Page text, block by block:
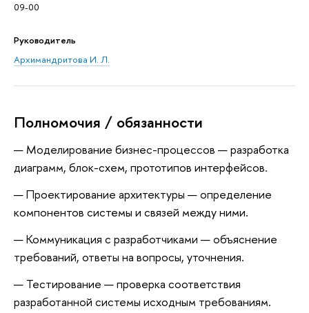
09-00
Руководитель
Архимандритова И. Л.
Полномочия / обязанности
Моделирование бизнес-процессов — разработка
диаграмм, блок-схем, прототипов интерфейсов.
Проектирование архитектуры — определение
компонентов системы и связей между ними.
Коммуникация с разработчиками — объяснение
требований, ответы на вопросы, уточнения.
Тестирование — проверка соответствия
разработанной системы исходным требованиям.